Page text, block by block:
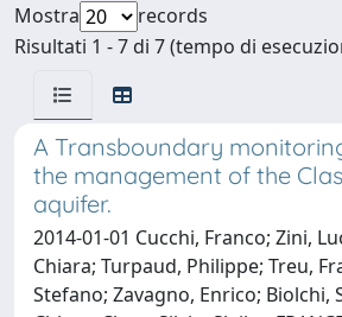
Mostra
records
Risultati 1 - 7 di 7 (tempo di
A Transboundary
the management of the
aquifer.
2014-01-01 Cucchi, Franco; Zini,
Chiara; Turpaud, Philippe; Treu,
Stefano; Zavagno, Enrico; Biolchi,